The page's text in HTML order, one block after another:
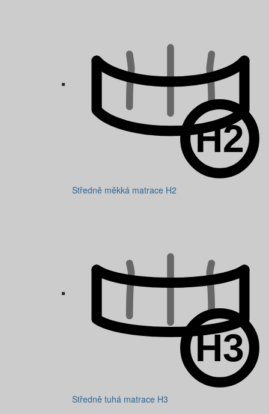
Středně měkká matrace H2
Středně tuhá matrace H3